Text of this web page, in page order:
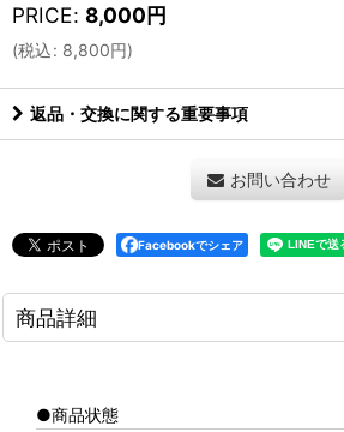
PRICE: 8,000円
(税込: 8,800円)
返品・交換に関する重要事項
お問い合わせ
Facebookでシェア
商品詳細
●商品状態